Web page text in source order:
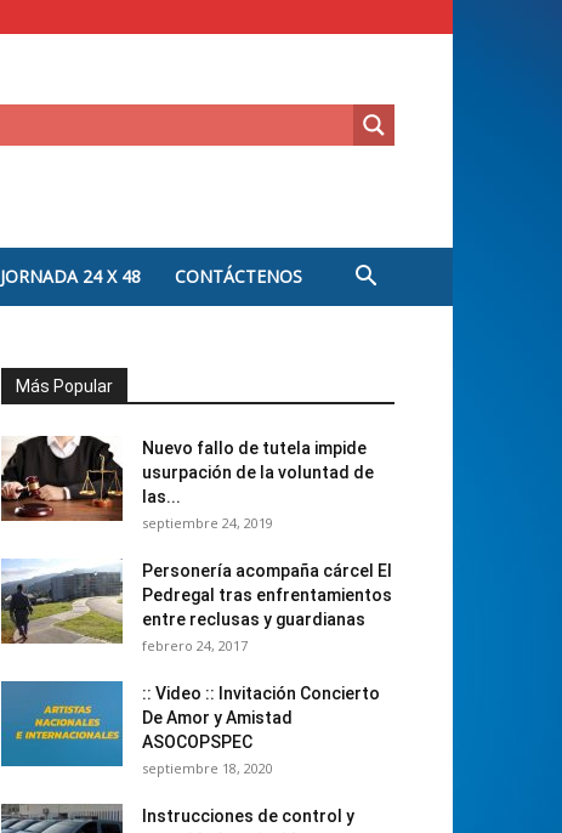
JORNADA 24 X 48 CONTÁCTENOS
Más Popular
Nuevo fallo de tutela impide
usurpación de la voluntad de
las...
septiembre 24, 2019
Personería acompaña cárcel El
Pedregal tras enfrentamientos
entre reclusas y guardianas
febrero 24, 2017
:: Video :: Invitación Concierto
De Amor y Amistad
ASOCOPSPEC
septiembre 18, 2020
Instrucciones de control y